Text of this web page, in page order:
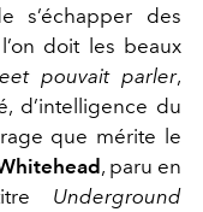
s’échapper des
doit les beaux
pouvait parler,
d’intelligence du
que mérite le
, paru en
Underground